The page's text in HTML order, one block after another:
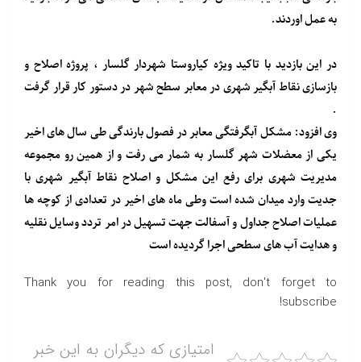
به عمل اوردند.
در این بازدید با تاکید ویژه کیاروستا شهردار گلسار ، پروژه اصلاح و
بازسازی نقاط آبگیر شهری در معابر سطح شهر در دستور کار قرار گرفت
.
وی افزود: مشکل آبگرفتگی معابر در فصول بارندگی طی سال های اخیر
یکی از معضلات شهر گلسار به شمار می رفت و از همین رو مجموعه
مدیریت شهری برای رفع این مشکل و اصلاح نقاط آبگیر شهری با
جدیت وارد میدان شده است وطی ماه های اخیر در تعدادی از کوچه ها
عملیات اصلاح جداول و آسفالت جهت تسهیل در امر تردد وسایل نقلیه
و هدایت آب های سطحی اجرا گردیده است
Thank you for reading this post, don't forget to
subscribe!
امتیازی که دیگران به این خبر